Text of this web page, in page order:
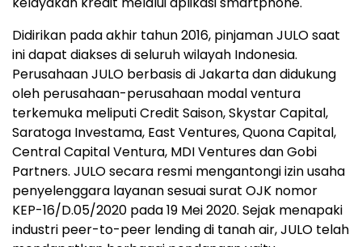
Didirikan pada akhir tahun 2016, pinjaman JULO saat
ini dapat diakses di seluruh wilayah Indonesia.
Perusahaan JULO berbasis di Jakarta dan didukung
oleh perusahaan-perusahaan modal ventura
terkemuka meliputi Credit Saison, Skystar Capital,
Saratoga Investama, East Ventures, Quona Capital,
Central Capital Ventura, MDI Ventures dan Gobi
Partners. JULO secara resmi mengantongi izin usaha
penyelenggara layanan sesuai surat OJK nomor
KEP-16/D.05/2020 pada 19 Mei 2020. Sejak menapaki
industri peer-to-peer lending di tanah air, JULO telah